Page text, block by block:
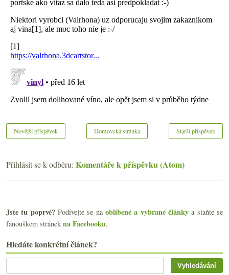
Novější příspěvek Starší příspěvek
Domovská stránka
Přihlásit se k odběru: Komentáře k příspěvku (Atom)
Jste tu poprvé?Podívejte se naoblíbené a vybrané články a staňte se
fanouškem stránek na Facebooku.
Hledáte konkrétní článek?